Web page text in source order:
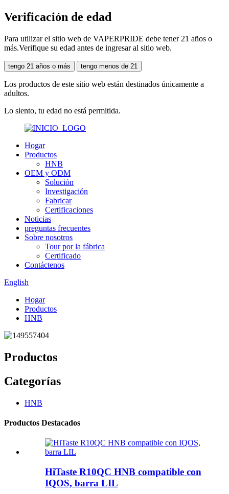
Verificación de edad
Para utilizar el sitio web de VAPERPRIDE debe tener 21 años o
más.Verifique su edad antes de ingresar al sitio web.
tengo 21 años o más tengo menos de 21
Los productos de este sitio web están destinados únicamente a
adultos.
Lo siento, tu edad no está permitida.
Hogar
Productos
HNB
OEM y ODM
Solución
Investigación
Fabricar
Certificaciones
Noticias
preguntas frecuentes
Sobre nosotros
Tour por la fábrica
Certificado
Contáctenos
English
Hogar
Productos
HNB
Productos
Categorías
HNB
Productos Destacados
HiTaste R10QC HNB compatible con
IQOS, barra LIL